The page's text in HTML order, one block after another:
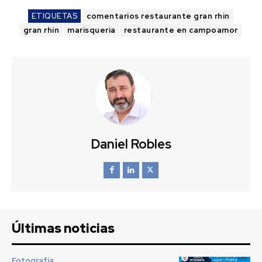
ETIQUETAS
comentarios restaurante gran rhin
gran rhin
marisqueria restaurante en campoamor
Daniel Robles
Últimas noticias